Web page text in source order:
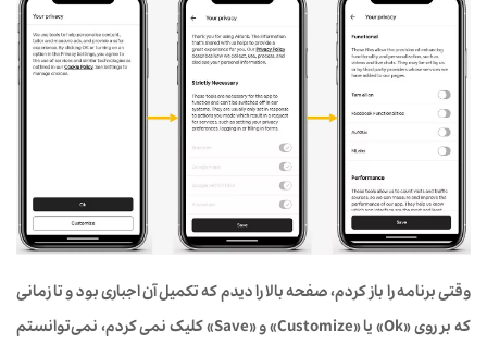
وقتی برنامه را باز کردم، صفحه بالا را دیدم که تکمیل آن اجباری بود و تا زمانی
که بر روی «Ok» یا «Customize» و «Save» کلیک نمی کردم، نمی‌توانستم